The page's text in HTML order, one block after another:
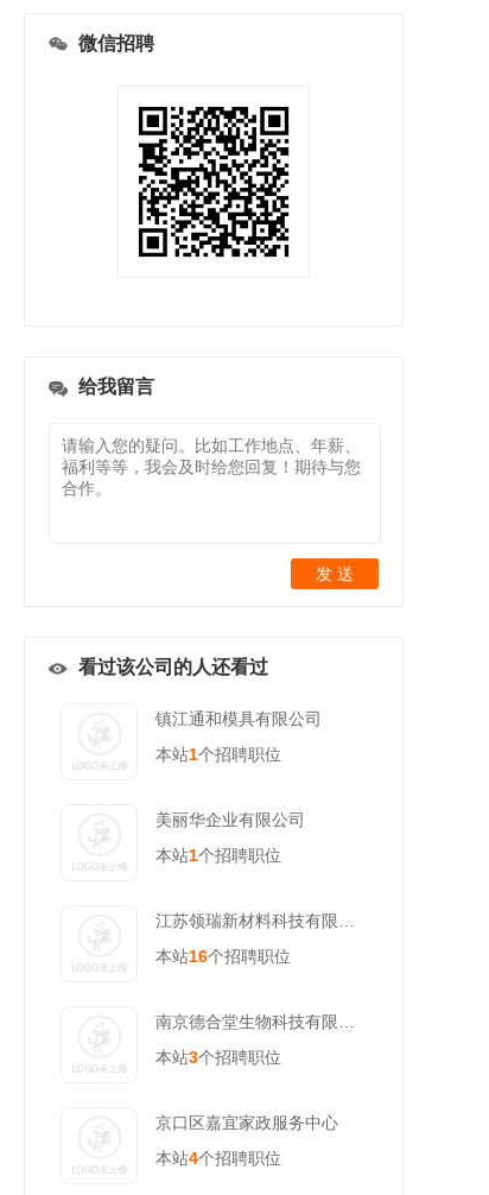
微信招聘
给我留言
发 送
看过该公司的人还看过
镇江通和模具有限公司
本站1个招聘职位
美丽华企业有限公司
本站1个招聘职位
本站16个招聘职位
本站3个招聘职位
京口区嘉宜家政服务中心
本站4个招聘职位